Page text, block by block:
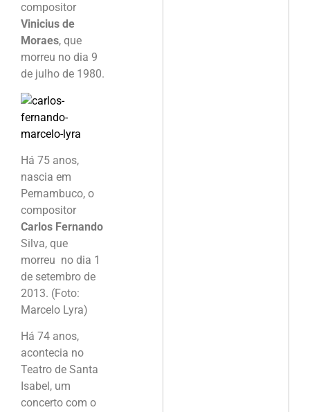
compositor
Vinicius de
Moraes, que
morreu no dia 9
de julho de 1980.
Há 75 anos,
nascia em
Pernambuco, o
compositor
Carlos Fernando
Silva, que
morreu no dia 1
de setembro de
2013. (Foto:
Marcelo Lyra)
Há 74 anos,
acontecia no
Teatro de Santa
Isabel, um
concerto com o